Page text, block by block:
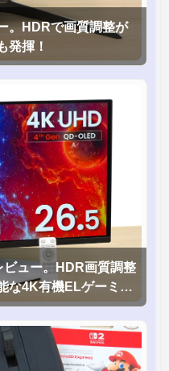
。HDRで画質調整が
発揮！
ビュー。HDR画質調整
な4K有機ELゲーミン